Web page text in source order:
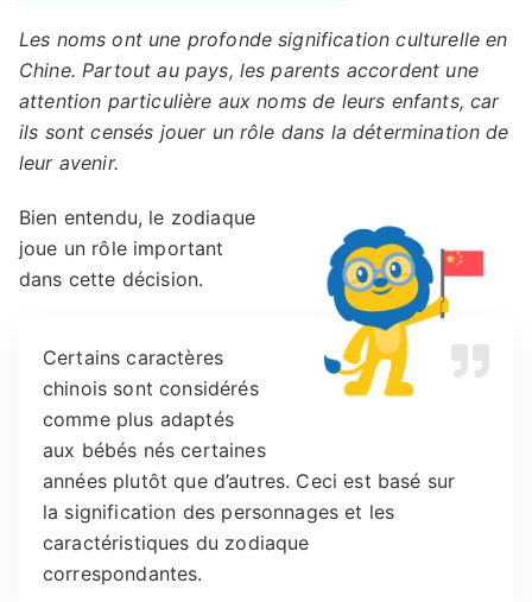
Les noms ont une profonde signification culturelle en
Chine. Partout au pays, les parents accordent une
attention particulière aux noms de leurs enfants, car
ils sont censés jouer un rôle dans la détermination de
leur avenir.
Bien entendu, le zodiaque
joue un rôle important
dans cette décision.
Certains caractères
chinois sont considérés
comme plus adaptés
aux bébés nés certaines
années plutôt que d’autres. Ceci est basé sur
la signification des personnages et les
caractéristiques du zodiaque
correspondantes.